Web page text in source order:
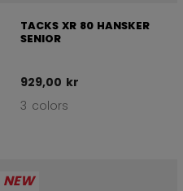
TACKS XR 80 HANSKER
SENIOR
929,00 kr
3 colors
NEW